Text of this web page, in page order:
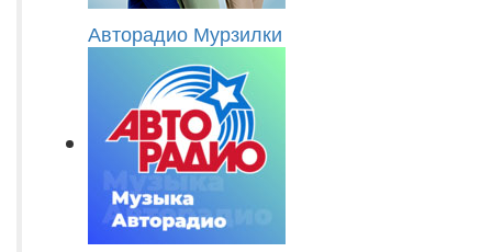
Авторадио Мурзилки